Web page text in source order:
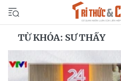
TỪ KHÓA: SƯ THẦY